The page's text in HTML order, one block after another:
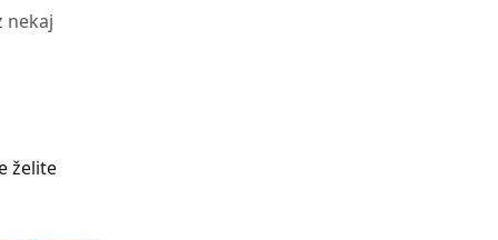
nekaj
želite